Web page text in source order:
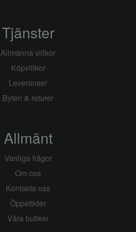
Tjänster
Allmänna villkor
Köpvillkor
Leveranser
Byten & returer
Allmänt
Vanliga frågor
Om oss
Kontakta oss
Öppettider
Våra butiker